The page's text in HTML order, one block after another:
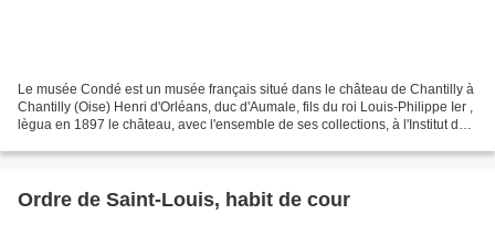
Le musée Condé est un musée français situé dans le château de Chantilly à
Chantilly (Oise) Henri d'Orléans, duc d'Aumale, fils du roi Louis-Philippe Ier ,
lègua en 1897 le château, avec l'ensemble de ses collections, à l'Institut de
Ordre de Saint-Louis, habit de cour